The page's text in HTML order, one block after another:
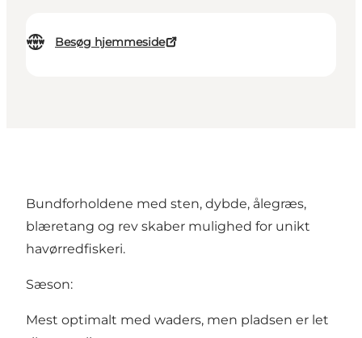
Besøg hjemmeside
Bundforholdene med sten, dybde, ålegræs,
blæretang og rev skaber mulighed for unikt
havørredfiskeri.
Sæson:
Mest optimalt med waders, men pladsen er let